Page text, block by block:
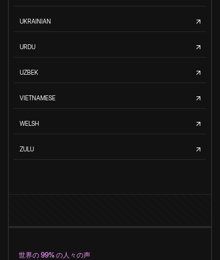
UKRAINIAN
URDU
UZBEK
VIETNAMESE
WELSH
ZULU
世界の 99% の人々の声